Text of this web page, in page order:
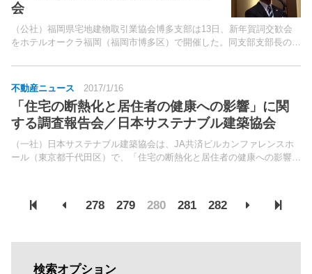
会
（公社）福岡県宅地建物取引業協会博多支部は13日、新年賀詞交歓会
をホテルオークラ福岡（福岡市博多区）で開催した。同支部支部長の角
のオープンなどがあり、外国人含め多くの人が来訪。
不動産ニュース 2017/1/16
「住宅の断熱化と居住者の健康への影響」に関
する調査報告会／日本サステナブル建築協会
（一社）日本サステナブル建築協会は、JA共済ビルカンファレンスホ
ール（東京都千代田区）で、「住宅の断熱化と居住者の健康への影響に
278 279 280 281 282
検索オプション